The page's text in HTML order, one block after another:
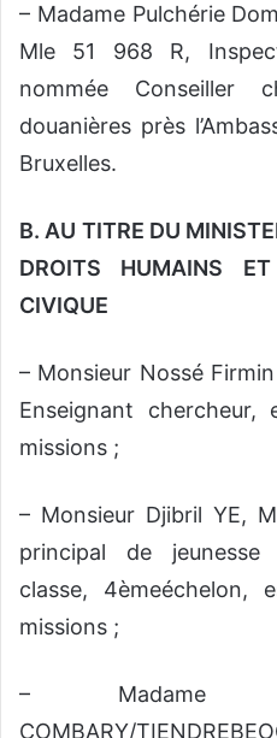
– Madame Pulchérie
Mle 51 968 R,
nommée Conseiller
douanières près
Bruxelles.
B. AU TITRE DU
DROITS HUMAINS
CIVIQUE
– Monsieur Nossé
Enseignant
missions ;
– Monsieur Djibril YE,
principal de jeunesse
classe, 4èmeéchelon,
missions ;
– Madame
COMBARY/